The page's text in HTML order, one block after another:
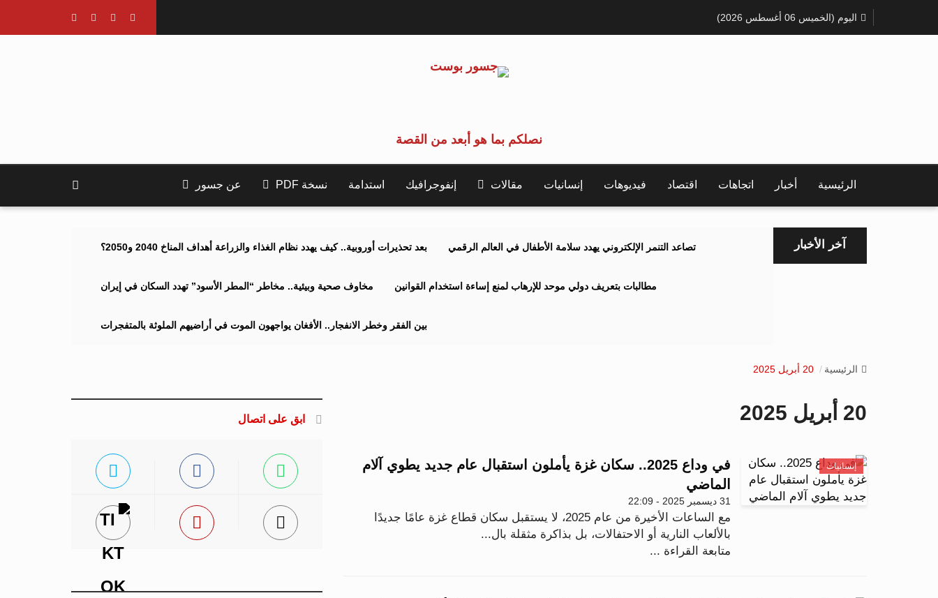
اليوم (الخميس 06 أغسطس 2026)
نصلكم بما هو أبعد من القصة
الرئيسية أخبار اتجاهات اقتصاد فيديوهات إنسانيات مقالات إنفوجرافيك استدامة نسخة PDF عن جسور
آخر الأخبار بعد تحذيرات أوروبية.. كيف يهدد نظام الغذاء والزراعة أهداف المناخ 2040 و2050؟ تصاعد التنمر الإلكتروني يهدد سلامة الأطفال في العالم الرقمي
مخاوف صحية وبيئية.. مخاطر “المطر الأسود” تهدد السكان في إيران مطالبات بتعريف دولي موحد للإرهاب لمنع إساءة استخدام القوانين
بين الفقر وخطر الانفجار.. الأفغان يواجهون الموت في أراضيهم الملوثة بالمتفجرات
الرئيسية 20 أبريل 2025
20 أبريل 2025
إنسانيات
في وداع 2025.. سكان غزة يأملون استقبال عام جديد يطوي آلام
الماضي
31 ديسمبر 2025 - 22:09
مع الساعات الأخيرة من عام 2025، لا يستقبل سكان قطاع غزة عامًا جديدًا
بالألعاب النارية أو الاحتفالات، بل بذاكرة مثقلة بال...
متابعة القراءة ...
ابق على اتصال